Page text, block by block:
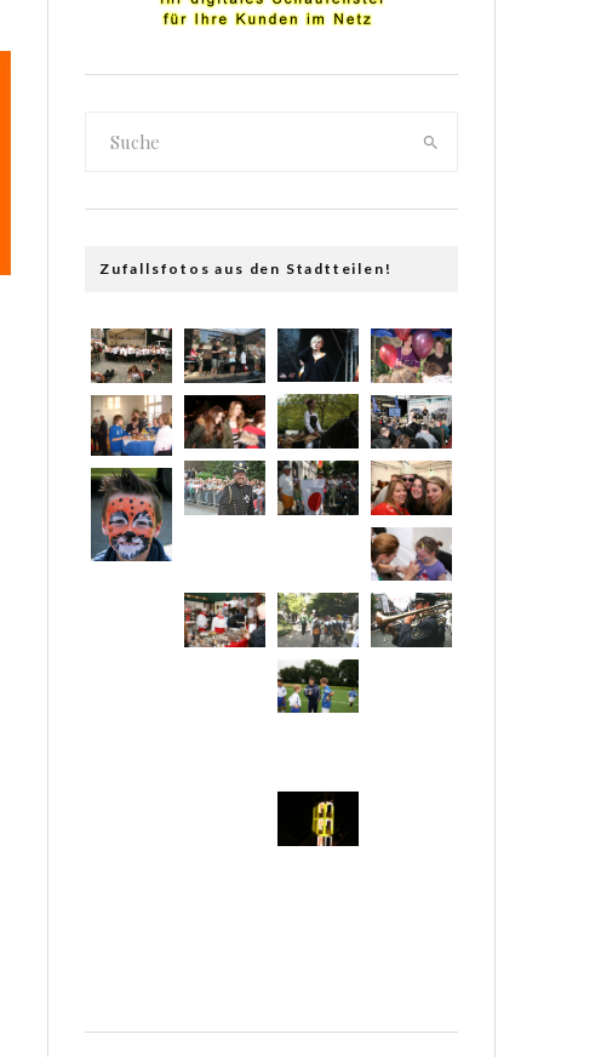
Zufallsfotos aus den Stadtteilen!